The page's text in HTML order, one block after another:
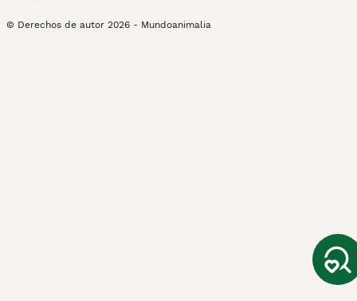
© Derechos de autor 2026 - Mundoanimalia